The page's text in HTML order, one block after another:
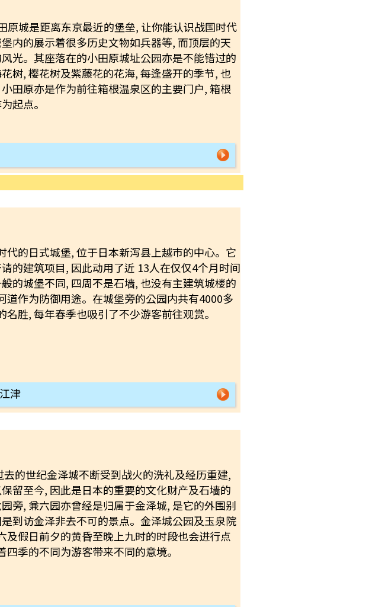
原城是距离东京最近的堡垒, 让你能认识战国时代
内的展示着很多历史文物如兵器等, 而顶层的天
光。其座落在的小田原城址公园亦是不能错过的
树, 樱花树及紫藤花的花海, 每逢盛开的季节, 也
田原亦是作为前往箱根温泉区的主要门户, 箱根
起点。
代的日式城堡, 位于日本新泻县上越市的中心。它
的建筑项目, 因此动用了近 13人在仅仅4个月时间
的城堡不同, 四周不是石墙, 也没有主建筑城楼的
道作为防御用途。在城堡旁的公园内共有4000多
胜, 每年春季也吸引了不少游客前往观赏。
津
的世纪金泽城不断受到战火的洗礼及经历重建,
留至今, 因此是日本的重要的文化财产及石墙的
旁, 兼六园亦曾经是归属于金泽城, 是它的外围别
到访金泽非去不可的景点。金泽城公园及玉泉院
及假日前夕的黄昏至晚上九时的时段也会进行点
季的不同为游客带来不同的意境。